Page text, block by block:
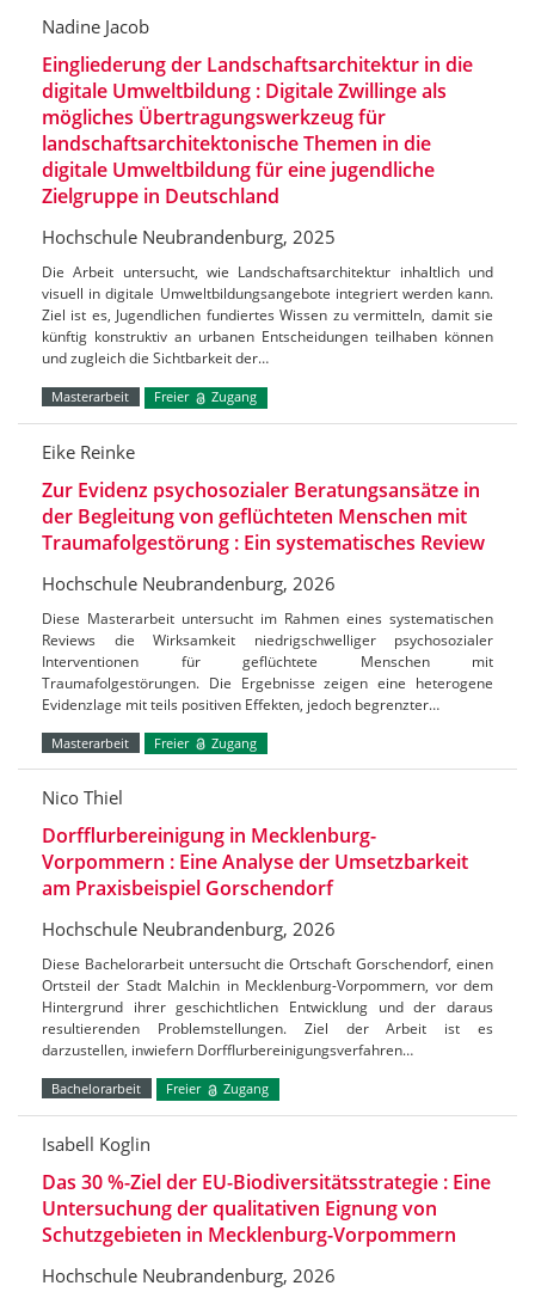
Nadine Jacob
Eingliederung der Landschaftsarchitektur in die
digitale Umweltbildung : Digitale Zwillinge als
mögliches Übertragungswerkzeug für
landschaftsarchitektonische Themen in die
digitale Umweltbildung für eine jugendliche
Zielgruppe in Deutschland
Hochschule Neubrandenburg, 2025
Die Arbeit untersucht, wie Landschaftsarchitektur inhaltlich und
visuell in digitale Umweltbildungsangebote integriert werden kann.
Ziel ist es, Jugendlichen fundiertes Wissen zu vermitteln, damit sie
künftig konstruktiv an urbanen Entscheidungen teilhaben können
und zugleich die Sichtbarkeit der…
Masterarbeit Freier Zugang
Eike Reinke
Zur Evidenz psychosozialer Beratungsansätze in
der Begleitung von geflüchteten Menschen mit
Traumafolgestörung : Ein systematisches Review
Hochschule Neubrandenburg, 2026
Diese Masterarbeit untersucht im Rahmen eines systematischen
Reviews die Wirksamkeit niedrigschwelliger psychosozialer
Interventionen für geflüchtete Menschen mit
Traumafolgestörungen. Die Ergebnisse zeigen eine heterogene
Evidenzlage mit teils positiven Effekten, jedoch begrenzter…
Masterarbeit Freier Zugang
Nico Thiel
Dorfflurbereinigung in Mecklenburg-
Vorpommern : Eine Analyse der Umsetzbarkeit
am Praxisbeispiel Gorschendorf
Hochschule Neubrandenburg, 2026
Diese Bachelorarbeit untersucht die Ortschaft Gorschendorf, einen
Ortsteil der Stadt Malchin in Mecklenburg-Vorpommern, vor dem
Hintergrund ihrer geschichtlichen Entwicklung und der daraus
resultierenden Problemstellungen. Ziel der Arbeit ist es
darzustellen, inwiefern Dorfflurbereinigungsverfahren…
Bachelorarbeit Freier Zugang
Isabell Koglin
Das 30 %-Ziel der EU-Biodiversitätsstrategie : Eine
Untersuchung der qualitativen Eignung von
Schutzgebieten in Mecklenburg-Vorpommern
Hochschule Neubrandenburg, 2026